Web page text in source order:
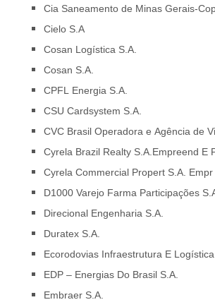
Cia Saneamento de Minas Gerais-
Cielo S.A
Cosan Logística S.A.
Cosan S.A.
CPFL Energia S.A.
CSU Cardsystem S.A.
CVC Brasil Operadora e Agência de
Cyrela Brazil Realty S.A.Empreend E
Cyrela Commercial Propert S.A.
D1000 Varejo Farma Participações
Direcional Engenharia S.A.
Duratex S.A.
Ecorodovias Infraestrutura E
EDP – Energias Do Brasil S.A.
Embraer S.A.